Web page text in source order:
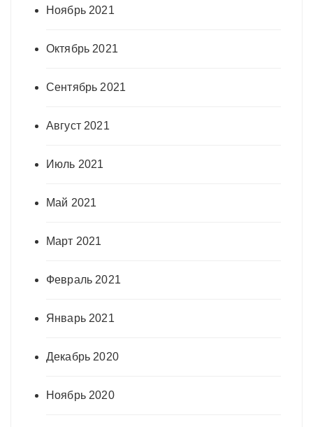
Ноябрь 2021
Октябрь 2021
Сентябрь 2021
Август 2021
Июль 2021
Май 2021
Март 2021
Февраль 2021
Январь 2021
Декабрь 2020
Ноябрь 2020